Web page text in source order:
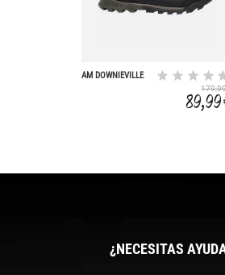
AM DOWNIEVILLE
89,99
¿NECESITAS